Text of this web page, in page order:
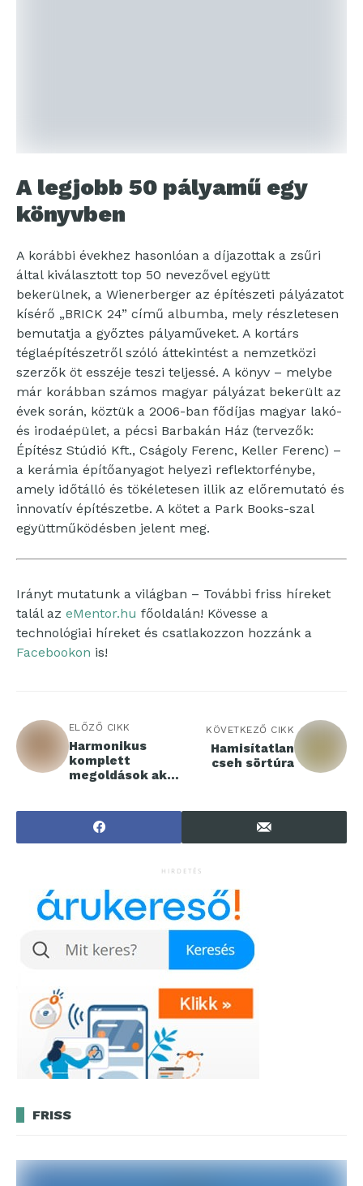
A legjobb 50 pályamű egy
könyvben
A korábbi évekhez hasonlóan a díjazottak a zsűri
által kiválasztott top 50 nevezővel együtt
bekerülnek, a Wienerberger az építészeti pályázatot
kísérő „BRICK 24” című albumba, mely részletesen
bemutatja a győztes pályaműveket. A kortárs
téglaépítészetről szóló áttekintést a nemzetközi
szerzők öt esszéje teszi teljessé. A könyv – melybe
már korábban számos magyar pályázat bekerült az
évek során, köztük a 2006-ban fődíjas magyar lakó-
és irodaépület, a pécsi Barbakán Ház (tervezők:
Építész Stúdió Kft., Cságoly Ferenc, Keller Ferenc) –
a kerámia építőanyagot helyezi reflektorfénybe,
amely időtálló és tökéletesen illik az előremutató és
innovatív építészetbe. A kötet a Park Books-szal
együttműködésben jelent meg.
Irányt mutatunk a világban – További friss híreket
talál az eMentor.hu főoldalán! Kövesse a
technológiai híreket és csatlakozzon hozzánk a
Facebookon is!
ELŐZŐ CIKK
Harmonikus
komplett
megoldások akár
KÖVETKEZŐ CIKK
Hamisítatlan
cseh sörtúra
HIRDETÉS
FRISS